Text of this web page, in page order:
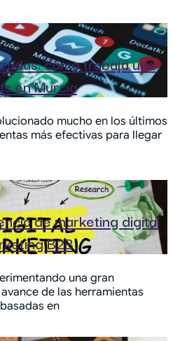
cómo trabaja una
en Murcia
mucho en los últimos
más efectivas para llegar
de marketing digital
B2B
una gran
de las herramientas
en